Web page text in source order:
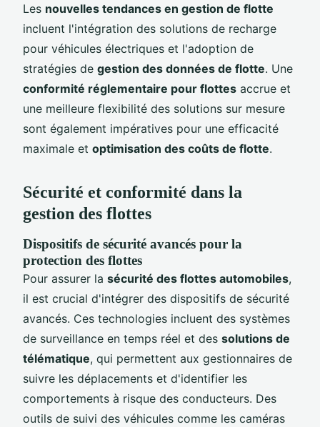
Les nouvelles tendances en gestion de flotte
incluent l'intégration des solutions de recharge
pour véhicules électriques et l'adoption de
stratégies de gestion des données de flotte. Une
conformité réglementaire pour flottes accrue et
une meilleure flexibilité des solutions sur mesure
sont également impératives pour une efficacité
maximale et optimisation des coûts de flotte.
Sécurité et conformité dans la
gestion des flottes
Dispositifs de sécurité avancés pour la
protection des flottes
Pour assurer la sécurité des flottes automobiles,
il est crucial d'intégrer des dispositifs de sécurité
avancés. Ces technologies incluent des systèmes
de surveillance en temps réel et des solutions de
télématique, qui permettent aux gestionnaires de
suivre les déplacements et d'identifier les
comportements à risque des conducteurs. Des
outils de suivi des véhicules comme les caméras